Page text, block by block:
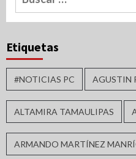
Etiquetas
#NOTICIAS PC AGUSTIN
ALTAMIRA TAMAULIPAS
ARMANDO MARTÍNEZ